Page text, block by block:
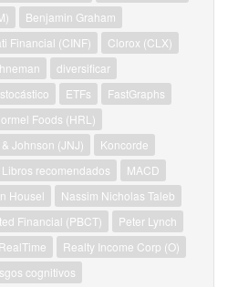
Benjamin Graham
Financial (CINF)
Clorox (CLX)
diversificar
ETFs
FastGraphs
Foods (HRL)
Johnson (JNJ)
Koncorde
Libros recomendados
MACD
Housel
Nassim Nicholas Taleb
Financial (PBCT)
Peter Lynch
Realty Income Corp (O)
cognitivos